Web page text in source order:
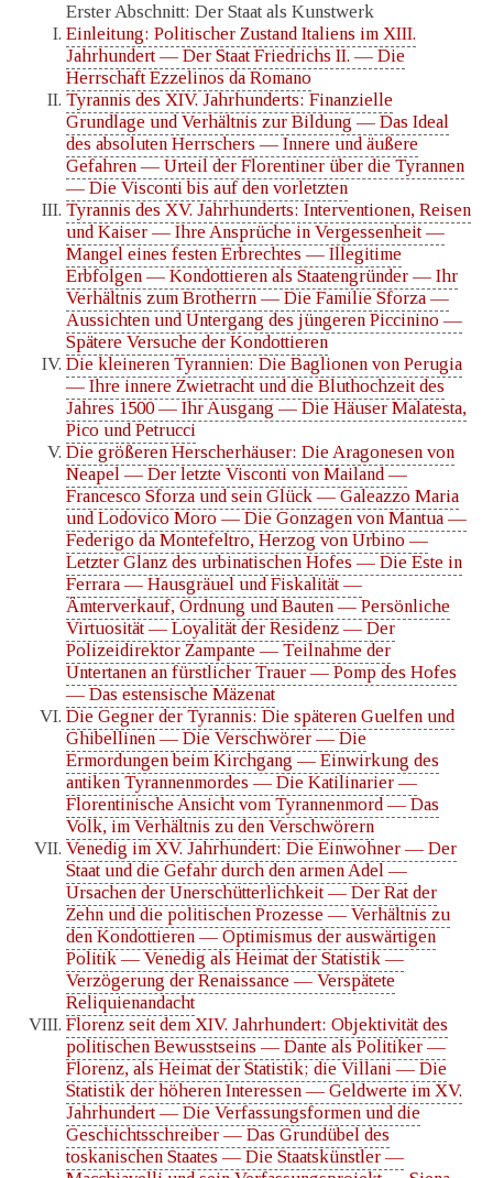
Erster Abschnitt: Der Staat als Kunstwerk
Einleitung: Politischer Zustand Italiens im XIII.
Jahrhundert — Der Staat Friedrichs II. — Die
Herrschaft Ezzelinos da Romano
Tyrannis des XIV. Jahrhunderts: Finanzielle
Grundlage und Verhältnis zur Bildung — Das Ideal
des absoluten Herrschers — Innere und äußere
Gefahren — Urteil der Florentiner über die Tyrannen
— Die Visconti bis auf den vorletzten
Tyrannis des XV. Jahrhunderts: Interventionen, Reisen
und Kaiser — Ihre Ansprüche in Vergessenheit —
Mangel eines festen Erbrechtes — Illegitime
Erbfolgen — Kondottieren als Staatengründer — Ihr
Verhältnis zum Brotherrn — Die Familie Sforza —
Aussichten und Untergang des jüngeren Piccinino —
Spätere Versuche der Kondottieren
Die kleineren Tyrannien: Die Baglionen von Perugia
— Ihre innere Zwietracht und die Bluthochzeit des
Jahres 1500 — Ihr Ausgang — Die Häuser Malatesta,
Pico und Petrucci
Die größeren Herscherhäuser: Die Aragonesen von
Neapel — Der letzte Visconti von Mailand —
Francesco Sforza und sein Glück — Galeazzo Maria
und Lodovico Moro — Die Gonzagen von Mantua —
Federigo da Montefeltro, Herzog von Urbino —
Letzter Glanz des urbinatischen Hofes — Die Este in
Ferrara — Hausgräuel und Fiskalität —
Ämterverkauf, Ordnung und Bauten — Persönliche
Virtuosität — Loyalität der Residenz — Der
Polizeidirektor Zampante — Teilnahme der
Untertanen an fürstlicher Trauer — Pomp des Hofes
— Das estensische Mäzenat
Die Gegner der Tyrannis: Die späteren Guelfen und
Ghibellinen — Die Verschwörer — Die
Ermordungen beim Kirchgang — Einwirkung des
antiken Tyrannenmordes — Die Katilinarier —
Florentinische Ansicht vom Tyrannenmord — Das
Volk, im Verhältnis zu den Verschwörern
Venedig im XV. Jahrhundert: Die Einwohner — Der
Staat und die Gefahr durch den armen Adel —
Ursachen der Unerschütterlichkeit — Der Rat der
Zehn und die politischen Prozesse — Verhältnis zu
den Kondottieren — Optimismus der auswärtigen
Politik — Venedig als Heimat der Statistik —
Verzögerung der Renaissance — Verspätete
Reliquienandacht
Florenz seit dem XIV. Jahrhundert: Objektivität des
politischen Bewusstseins — Dante als Politiker —
Florenz, als Heimat der Statistik; die Villani — Die
Statistik der höheren Interessen — Geldwerte im XV.
Jahrhundert — Die Verfassungsformen und die
Geschichtsschreiber — Das Grundübel des
toskanischen Staates — Die Staatskünstler —